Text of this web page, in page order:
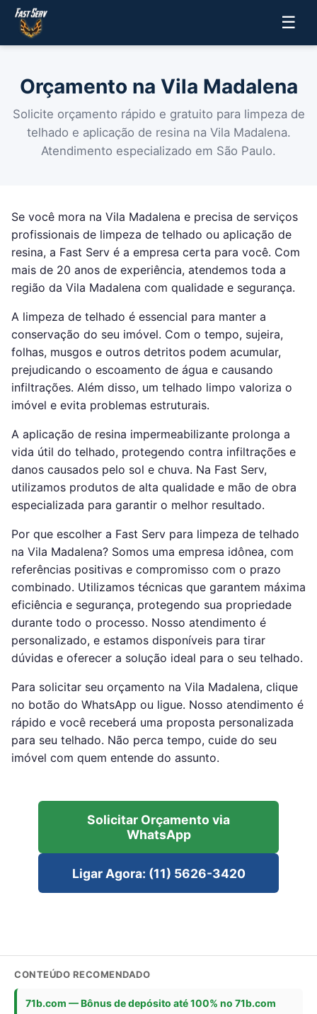
☰
Orçamento na Vila Madalena
Solicite orçamento rápido e gratuito para limpeza de
telhado e aplicação de resina na Vila Madalena.
Atendimento especializado em São Paulo.
Se você mora na Vila Madalena e precisa de serviços
profissionais de limpeza de telhado ou aplicação de
resina, a Fast Serv é a empresa certa para você. Com
mais de 20 anos de experiência, atendemos toda a
região da Vila Madalena com qualidade e segurança.
A limpeza de telhado é essencial para manter a
conservação do seu imóvel. Com o tempo, sujeira,
folhas, musgos e outros detritos podem acumular,
prejudicando o escoamento de água e causando
infiltrações. Além disso, um telhado limpo valoriza o
imóvel e evita problemas estruturais.
A aplicação de resina impermeabilizante prolonga a
vida útil do telhado, protegendo contra infiltrações e
danos causados pelo sol e chuva. Na Fast Serv,
utilizamos produtos de alta qualidade e mão de obra
especializada para garantir o melhor resultado.
Por que escolher a Fast Serv para limpeza de telhado
na Vila Madalena? Somos uma empresa idônea, com
referências positivas e compromisso com o prazo
combinado. Utilizamos técnicas que garantem máxima
eficiência e segurança, protegendo sua propriedade
durante todo o processo. Nosso atendimento é
personalizado, e estamos disponíveis para tirar
dúvidas e oferecer a solução ideal para o seu telhado.
Para solicitar seu orçamento na Vila Madalena, clique
no botão do WhatsApp ou ligue. Nosso atendimento é
rápido e você receberá uma proposta personalizada
para seu telhado. Não perca tempo, cuide do seu
imóvel com quem entende do assunto.
Solicitar Orçamento via
WhatsApp
Ligar Agora: (11) 5626-3420
CONTEÚDO RECOMENDADO
71b.com — Bônus de depósito até 100% no 71b.com